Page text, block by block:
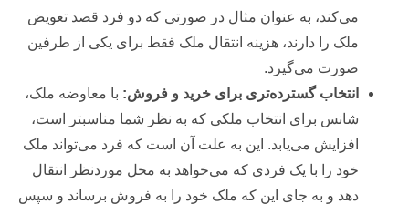
می‌کند، به عنوان مثال در صورتی که دو فرد قصد تعویض
ملک را دارند، هزینه انتقال ملک فقط برای یکی از طرفین
صورت می‌گیرد.
انتخاب گسترده‌تری برای خرید و فروش: با معاوضه ملک،
شانس برای انتخاب ملکی که به نظر شما مناسبتر است،
افزایش می‌یابد. این به علت آن است که فرد می‌تواند ملک
خود را با یک فردی که می‌خواهد به محل موردنظر انتقال
دهد و به جای این که ملک خود را به فروش برساند و سپس